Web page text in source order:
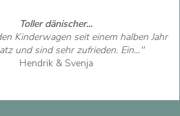
Toller dänischer...
Kinderwagen seit einem halben Jahr
und sind sehr zufrieden. Ein..."
Hendrik & Svenja